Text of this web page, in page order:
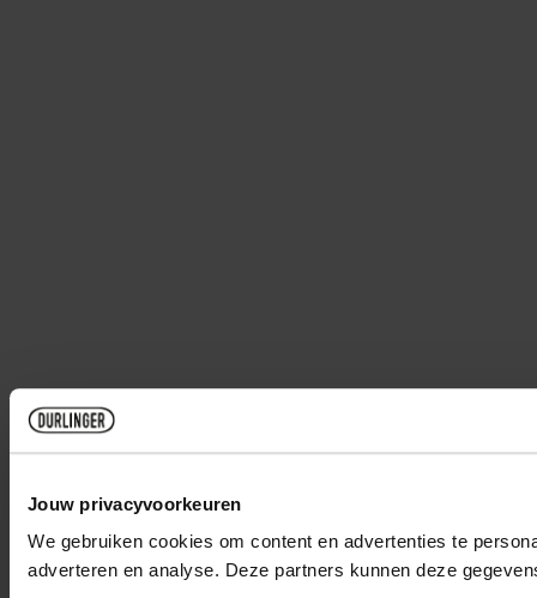
Jouw privacyvoorkeuren
We gebruiken cookies om content en advertenties te
adverteren en analyse. Deze partners kunnen deze